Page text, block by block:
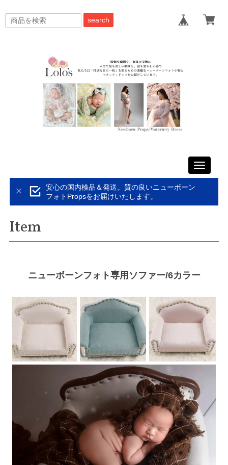
search
Toggle
安心の国内検品＆発送。質の良いニューボーン
フォトPropsをお届けいたします。
Item
ニューボーンフォト専用ソファー/6カラー